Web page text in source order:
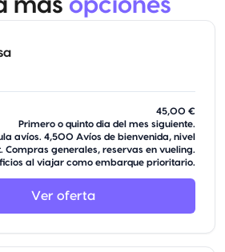
más opciones
45,00 €
Primero o quinto dia del mes siguiente.
avíos. 4,500 Avíos de bienvenida, nivel
Compras generales, reservas en vueling.
al viajar como embarque prioritario.
Ver oferta